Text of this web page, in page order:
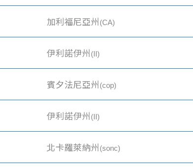
加利福尼亞州 (CA)
伊利諾伊州 (II)
賓夕法尼亞州 (cop)
伊利諾伊州 (II)
北卡羅萊納州 (sonc)